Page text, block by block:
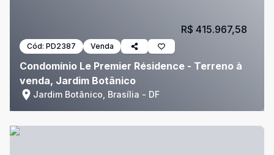
Cód: PD2387 Venda
Condomínio Le Premier Résidence - Terreno à
venda, Jardim Botânico
Jardim Botânico, Brasília - DF
R$ 415.967,58